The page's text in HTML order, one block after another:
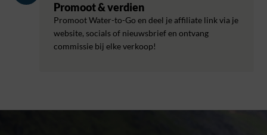
Promoot & verdien
Promoot Water-to-Go en deel je affiliate link via je
website, socials of nieuwsbrief en ontvang
commissie bij elke verkoop!